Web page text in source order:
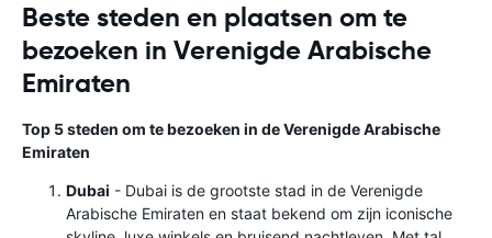
Beste steden en plaatsen om te
bezoeken in Verenigde Arabische
Emiraten
Top 5 steden om te bezoeken in de Verenigde Arabische
Emiraten
Dubai - Dubai is de grootste stad in de Verenigde
Arabische Emiraten en staat bekend om zijn iconische